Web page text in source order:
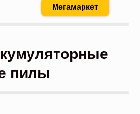
Мегамаркет
пилы